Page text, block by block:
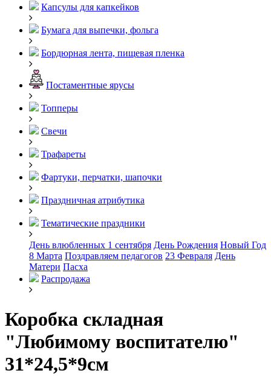
Капсулы для капкейков
Бумага для выпечки, фольга
Бордюрная лента, пищевая пленка
Постаментные ярусы
Топперы
Свечи
Трафареты
Фартуки, перчатки, шапочки
Праздничная атрибутика
Тематические праздники
День влюбленных 1 сентября День Рождения Новый Год
8 Марта Поздравляем педагогов 23 Февраля День
Матери Пасха
Распродажа
Коробка складная
"Любимому воспитателю"
31*24,5*9см